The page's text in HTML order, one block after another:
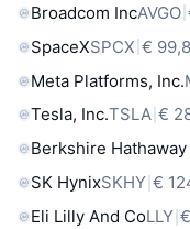
Broadcom IncAVGO
SpaceXSPCX €
Meta Platforms, Inc.
Tesla, Inc.TSLA €
Berkshire Hathaway
SK HynixSKHY €
Eli Lilly And CoLLY